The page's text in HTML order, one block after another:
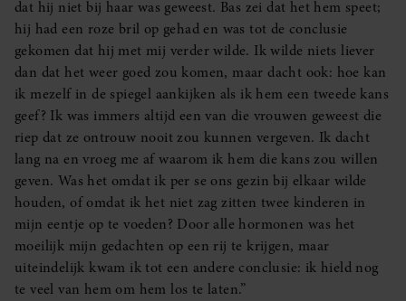
dat hij niet bij haar was geweest. Bas zei dat het hem speet;
hij had een roze bril op gehad en was tot de conclusie
gekomen dat hij met mij verder wilde. Ik wilde niets liever
dan dat het weer goed zou komen, maar dacht ook: hoe kan
ik mezelf in de spiegel aankijken als ik hem een tweede kans
geef? Ik was immers altijd een van die vrouwen geweest die
riep dat ze ontrouw nooit zou kunnen vergeven. Ik dacht
lang na en vroeg me af waarom ik hem die kans zou willen
geven. Was het omdat ik per se ons gezin bij elkaar wilde
houden, of omdat ik het niet zag zitten twee kinderen in
mijn eentje op te voeden? Door alle hormonen was het
moeilijk mijn gedachten op een rij te krijgen, maar
uiteindelijk kwam ik tot een andere conclusie: ik hield nog
te veel van hem om hem los te laten.”